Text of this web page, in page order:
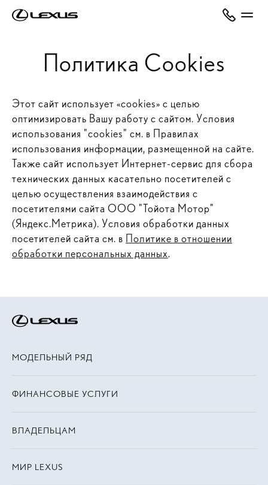
Политика Cookies
Этот сайт использует «cookies» с целью
оптимизировать Вашу работу с сайтом. Условия
использования "cookies" см. в Правилах
использования информации, размещенной на сайте.
Также сайт использует Интернет-сервис для сбора
технических данных касательно посетителей с
целью осуществления взаимодействия с
посетителями сайта ООО "Тойота Мотор"
(Яндекс.Метрика). Условия обработки данных
посетителей сайта см. в Политике в отношении
обработки персональных данных.
МОДЕЛЬНЫЙ РЯД
ФИНАНСОВЫЕ УСЛУГИ
ВЛАДЕЛЬЦАМ
МИР LEXUS